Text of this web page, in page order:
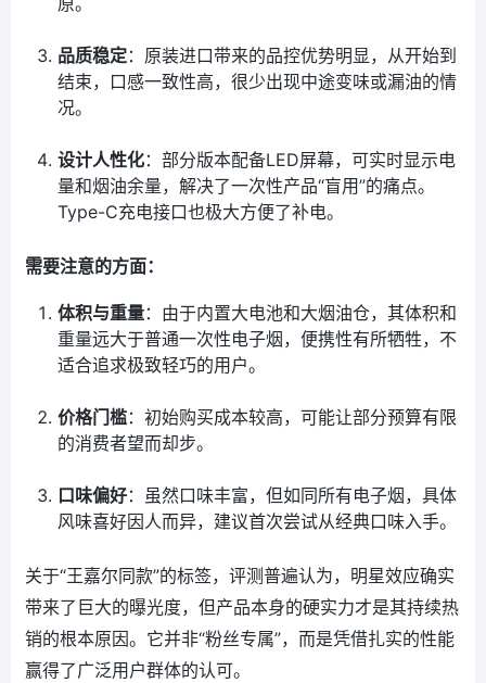
品质稳定：原装进口带来的品控优势明显，从开始到
结束，口感一致性高，很少出现中途变味或漏油的情
况。
设计人性化：部分版本配备LED屏幕，可实时显示电
量和烟油余量，解决了一次性产品“盲用”的痛点。
Type-C充电接口也极大方便了补电。
需要注意的方面：
体积与重量：由于内置大电池和大烟油仓，其体积和
重量远大于普通一次性电子烟，便携性有所牺牲，不
适合追求极致轻巧的用户。
价格门槛：初始购买成本较高，可能让部分预算有限
的消费者望而却步。
口味偏好：虽然口味丰富，但如同所有电子烟，具体
风味喜好因人而异，建议首次尝试从经典口味入手。
关于“王嘉尔同款”的标签，评测普遍认为，明星效应确实
带来了巨大的曝光度，但产品本身的硬实力才是其持续热
销的根本原因。它并非“粉丝专属”，而是凭借扎实的性能
赢得了广泛用户群体的认可。